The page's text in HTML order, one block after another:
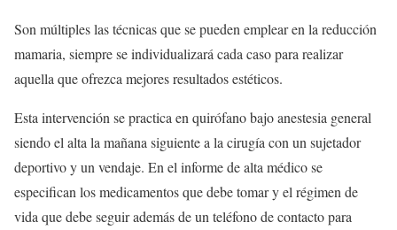
Son múltiples las técnicas que se pueden emplear en la reducción
mamaria, siempre se individualizará cada caso para realizar
aquella que ofrezca mejores resultados estéticos.
Esta intervención se practica en quirófano bajo anestesia general
siendo el alta la mañana siguiente a la cirugía con un sujetador
deportivo y un vendaje. En el informe de alta médico se
especifican los medicamentos que debe tomar y el régimen de
vida que debe seguir además de un teléfono de contacto para